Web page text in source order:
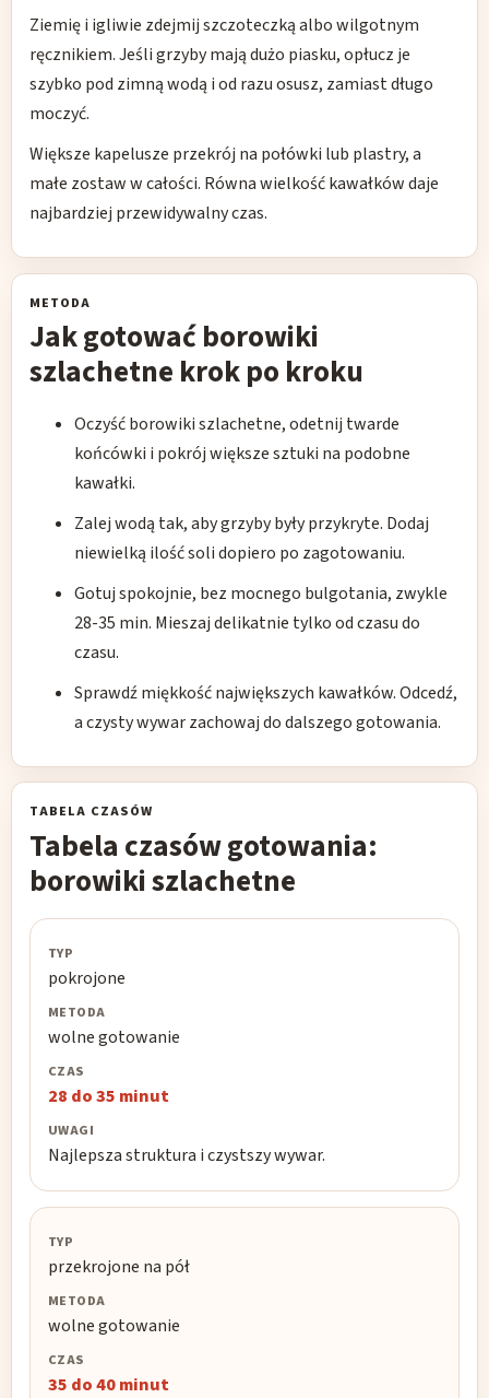
Ziemię i igliwie zdejmij szczoteczką albo wilgotnym
ręcznikiem. Jeśli grzyby mają dużo piasku, opłucz je
szybko pod zimną wodą i od razu osusz, zamiast długo
moczyć.
Większe kapelusze przekrój na połówki lub plastry, a
małe zostaw w całości. Równa wielkość kawałków daje
najbardziej przewidywalny czas.
METODA
Jak gotować borowiki
szlachetne krok po kroku
Oczyść borowiki szlachetne, odetnij twarde
końcówki i pokrój większe sztuki na podobne
kawałki.
Zalej wodą tak, aby grzyby były przykryte. Dodaj
niewielką ilość soli dopiero po zagotowaniu.
Gotuj spokojnie, bez mocnego bulgotania, zwykle
28-35 min. Mieszaj delikatnie tylko od czasu do
czasu.
Sprawdź miękkość największych kawałków. Odcedź,
a czysty wywar zachowaj do dalszego gotowania.
TABELA CZASÓW
Tabela czasów gotowania:
borowiki szlachetne
Wariant
Metoda
Czas
Uwagi
pokrojone
wolne gotowanie
28 do 35 minut
Najlepsza struktura i czystszy wywar.
przekrojone na pół
wolne gotowanie
35 do 40 minut